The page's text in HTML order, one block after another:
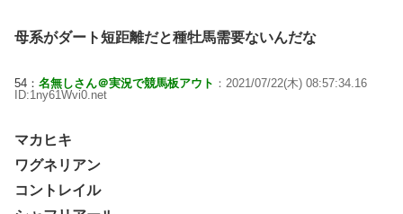
母系がダート短距離だと種牡馬需要ないんだな
54： 名無しさん＠実況で競馬板アウト ：2021/07/22(木) 08:57:34.16
ID:1ny61Wvi0.net
マカヒキ
ワグネリアン
コントレイル